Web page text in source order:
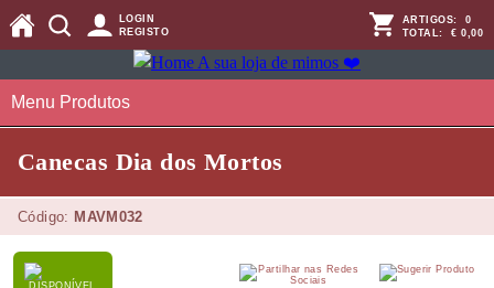
LOGIN
REGISTO
ARTIGOS: 0
TOTAL: € 0,00
Menu Produtos
Canecas Dia dos Mortos
Código: MAVM032